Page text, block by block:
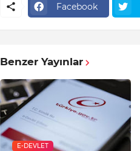
Facebook
Benzer Yayınlar
E-DEVLET